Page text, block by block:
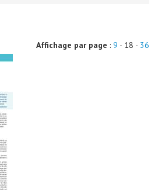
Affichage par page : 9 - 18 - 36